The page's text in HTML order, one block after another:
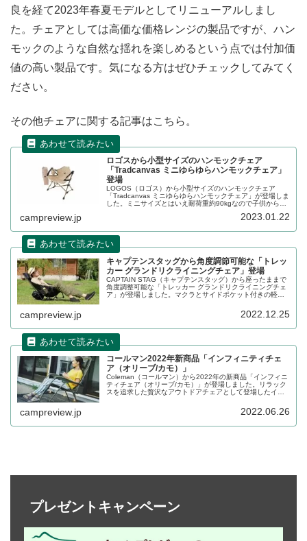
良を経て2023年春夏モデルとしてリニューアルしまし
た。チェアとしては高価な価格レンジの製品ですが、ハン
モックのような自然な揺れを楽しめるという点では付加価
値の高い製品です。気になる方はぜひチェックしてみてく
ださい。
その他チェアに関する記事はこちら。
ロゴスから小型サイズのハンモックチェア
「Tradcanvas ミニゆらゆらハンモックチェア」
登場
LOGOS（ロゴス）から小型サイズのハンモックチェア
「Tradcanvas ミニゆらゆらハンモックチェア」が登場しま
した。ミニサイズとはいえ耐荷重約90kgなので子供から大
campreview.jp 2023.01.22
キャプテンスタッグから角度調節可能な「トレッ
カー グランドリクライニングチェア」登場
CAPTAIN STAG（キャプテンスタッグ）から座ったままで
角度調整可能な「トレッカー グランドリクライニングチェ
ア」が登場しました。マクラとサイドポケット付きの軽
campreview.jp 2022.12.25
コールマン2022年新商品「インフィニティチェ
ア（オリーブ/カモ）」
Coleman（コールマン）から2022年の新商品「インフィニ
ティチェア（オリーブ/カモ）」が登場しました。リラック
スを追求した贅沢なアウトドアチェアとして登場したイン
カモが追加されます。詳細をレビューします。
campreview.jp 2022.06.26
プレゼントキャンペーン